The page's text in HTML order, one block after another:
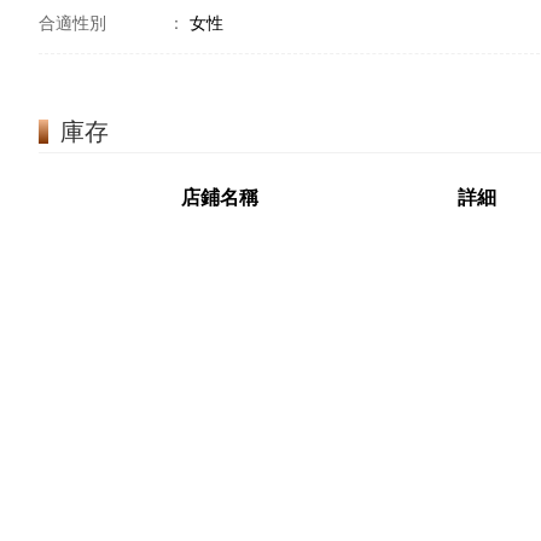
合適性別 ： 女性
庫存
店鋪名稱 詳細